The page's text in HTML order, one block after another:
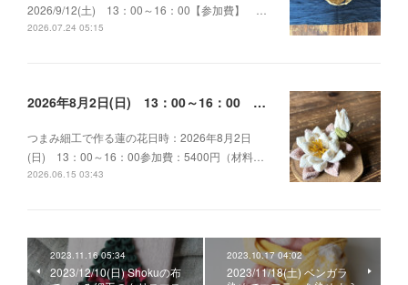
2026/9/12(土) 13：00～16：00【参加費】 …
2026.07.24 05:15
2026年8月2日(日) 13：00～16：00 つまみ細工で作る蓮の花
つまみ細工で作る蓮の花日時：2026年8月2日
(日) 13：00～16：00参加費：5400円（材料…
2026.06.15 03:43
2023.11.16 05:34
2023/12/10(日) Shokuの布
2023.10.17 04:02
2023/11/18(土) ベンガラ